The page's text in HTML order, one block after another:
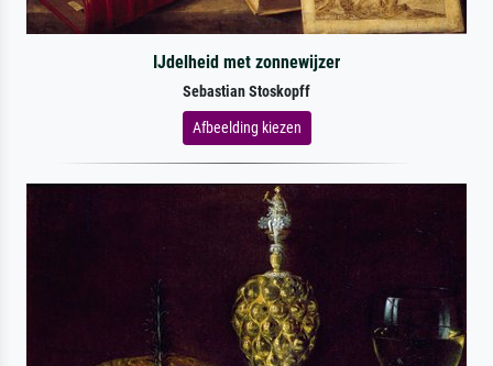
IJdelheid met zonnewijzer
Sebastian Stoskopff
Afbeelding kiezen